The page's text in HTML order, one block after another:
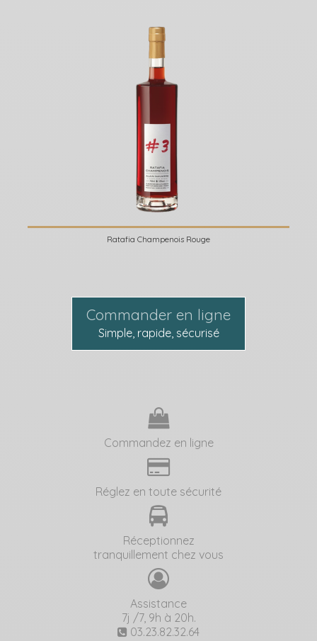
Ratafia Champenois Rouge
Commander en ligne
Simple, rapide, sécurisé
Commandez en ligne
Réglez en toute sécurité
Réceptionnez
tranquillement chez vous
Assistance
7j /7, 9h à 20h.
03.23.82.32.64